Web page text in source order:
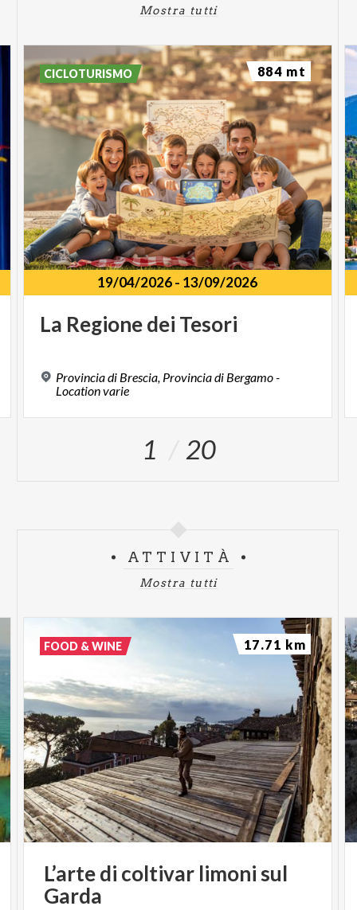
Mostra tutti
19/04/2026- 13/09/2026
La Regionedei Tesori
Provincia di Brescia, Provincia di Bergamo -
Location varie
CICLOTURISMO 884 mt
1 20
ATTIVITÀ
Mostra tutti
L’artedi coltivar limoni sul
Garda
FOOD & WINE 17.71 km